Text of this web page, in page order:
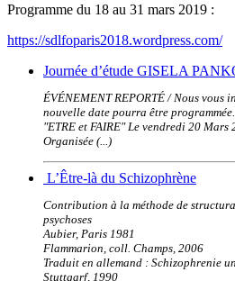
Programme du 18 au 31 mars 2019 :
https://sdlfoparis2018.wordpress.com/
Journée d’étude GISELA
ÉVÉNEMENT REPORTÉ / Nous vous
nouvelle date pourra être programmée.
"ETRE et FAIRE" Le vendredi 20 Mars
Organisée (...)
L’Être-là du Schizophrène
Contribution à la méthode de
psychoses
Aubier, Paris 1981
Flammarion, coll. Champs, 2006
Traduit en allemand : Schizophrenie
Stuttgarf, 1990